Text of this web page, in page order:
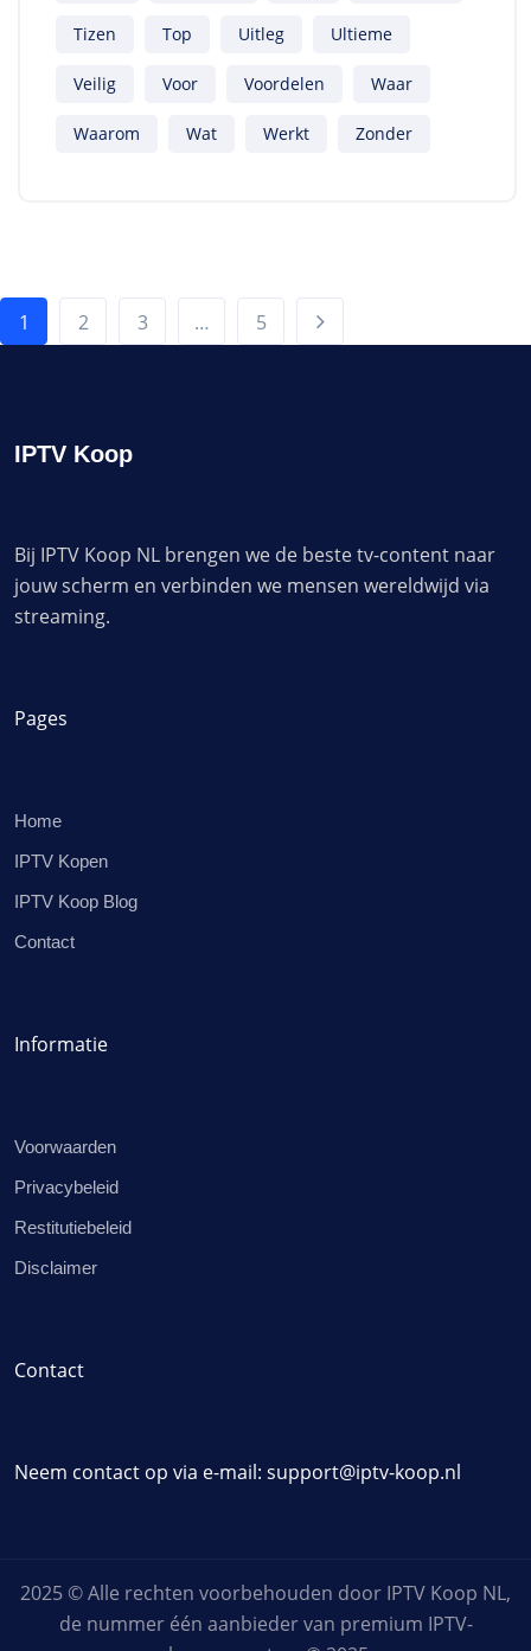
Tizen Top Uitleg Ultieme
Veilig Voor Voordelen Waar
Waarom Wat Werkt Zonder
1 2 3 … 5
IPTV Koop
Bij IPTV Koop NL brengen we de beste tv-content naar
jouw scherm en verbinden we mensen wereldwijd via
streaming.
Pages
Home
IPTV Kopen
IPTV Koop Blog
Contact
Informatie
Voorwaarden
Privacybeleid
Restitutiebeleid
Disclaimer
Contact
Neem contact op via e-mail: support@iptv-koop.nl
2025 © Alle rechten voorbehouden door IPTV Koop NL,
de nummer één aanbieder van premium IPTV-